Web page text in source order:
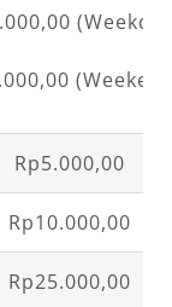
Rp5.000,00
Rp10.000,00
Rp25.000,00